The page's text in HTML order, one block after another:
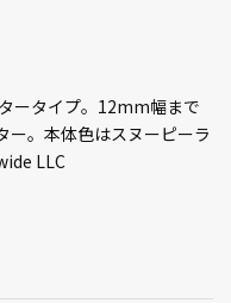
ータイプ。12mm幅まで
ー。本体色はスヌーピーラ
LLC